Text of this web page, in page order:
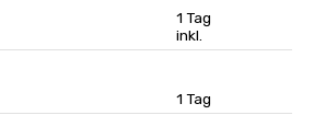
1 Tag
inkl.
1 Tag